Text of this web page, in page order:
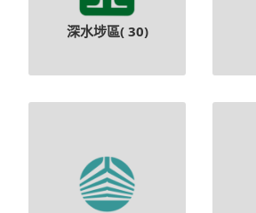
深水埗區( 30)